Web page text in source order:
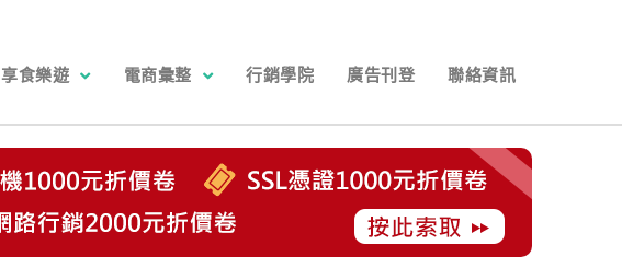
享食樂遊 電商彙整 行銷學院 廣告刊登 聯絡資訊